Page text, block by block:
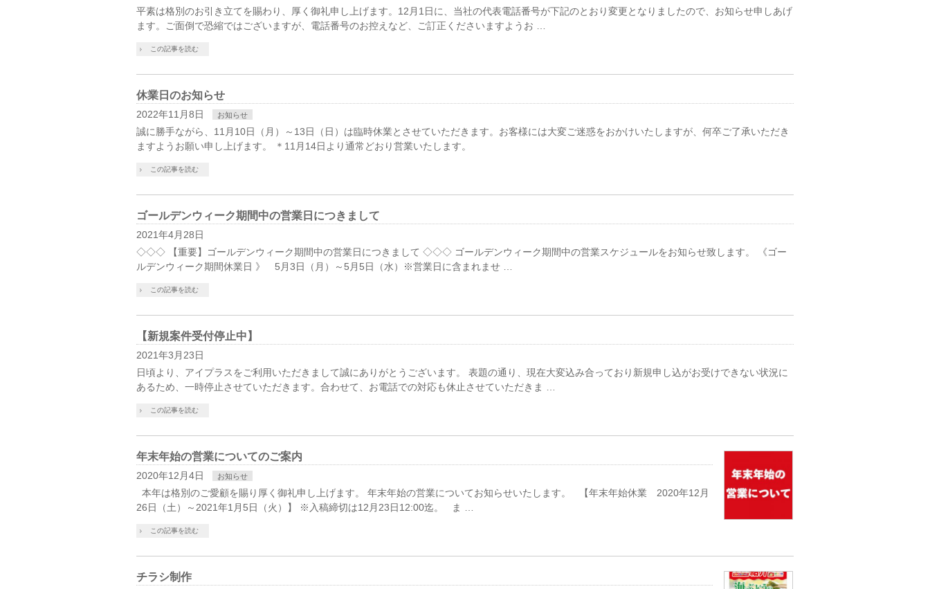
平素は格別のお引き立てを賜わり、厚く御礼申し上げます。12月1日に、当社の代表電話番号が下記のとおり変更となりましたので、お知らせ申しあげ
ます。ご面倒で恐縮ではございますが、電話番号のお控えなど、ご訂正くださいますようお …
この記事を読む
休業日のお知らせ
2022年11月8日 お知らせ
誠に勝手ながら、11月10日（月）～13日（日）は臨時休業とさせていただきます。お客様には大変ご迷惑をおかけいたしますが、何卒ご了承いただき
ますようお願い申し上げます。 ＊11月14日より通常どおり営業いたします。
この記事を読む
ゴールデンウィーク期間中の営業日につきまして
2021年4月28日
◇◇◇ 【重要】ゴールデンウィーク期間中の営業日につきまして ◇◇◇ ゴールデンウィーク期間中の営業スケジュールをお知らせ致します。 《ゴー
ルデンウィーク期間休業日 》 5月3日（月）～5月5日（水）※営業日に含まれませ …
この記事を読む
【新規案件受付停止中】
2021年3月23日
日頃より、アイプラスをご利用いただきまして誠にありがとうございます。 表題の通り、現在大変込み合っており新規申し込がお受けできない状況に
あるため、一時停止させていただきます。合わせて、お電話での対応も休止させていただきま …
この記事を読む
年末年始の営業についてのご案内
2020年12月4日 お知らせ
本年は格別のご愛顧を賜り厚く御礼申し上げます。 年末年始の営業についてお知らせいたします。 【年末年始休業 2020年12月
26日（土）～2021年1月5日（火）】 ※入稿締切は12月23日12:00迄。 ま …
この記事を読む
チラシ制作